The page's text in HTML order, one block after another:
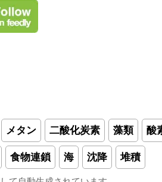
メタン 二酸化炭素 藻類 酸
食物連鎖 海 沈降 堆積